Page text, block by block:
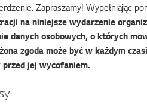
Zapraszamy! Wypełniając
na niniejsze wydarzenie
danych osobowych, o których
zgoda może być w każdym
przed jej wycofaniem.